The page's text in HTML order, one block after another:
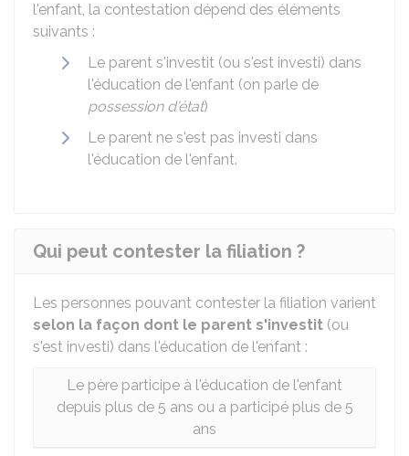
l'enfant, la contestation dépend des éléments
suivants :
Le parent s'investit (ou s'est investi) dans
l'éducation de l'enfant (on parle de
possession d'état)
Le parent ne s'est pas investi dans
l'éducation de l'enfant.
Qui peut contester la filiation ?
Les personnes pouvant contester la filiation varient
selon la façon dont le parent s'investit (ou
s'est investi) dans l'éducation de l'enfant :
Le père participe à l'éducation de l'enfant
depuis plus de 5 ans ou a participé plus de 5
ans